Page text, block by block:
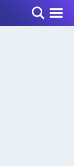
Toggle Menu